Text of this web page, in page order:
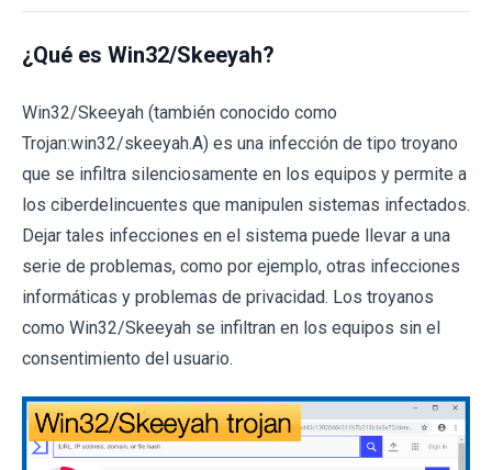
¿Qué es Win32/Skeeyah?
Win32/Skeeyah (también conocido como
Trojan:win32/skeeyah.A) es una infección de tipo troyano
que se infiltra silenciosamente en los equipos y permite a
los ciberdelincuentes que manipulen sistemas infectados.
Dejar tales infecciones en el sistema puede llevar a una
serie de problemas, como por ejemplo, otras infecciones
informáticas y problemas de privacidad. Los troyanos
como Win32/Skeeyah se infiltran en los equipos sin el
consentimiento del usuario.